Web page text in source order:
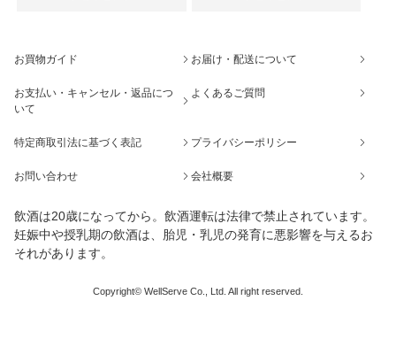
お買物ガイド お届け・配送について
お支払い・キャンセル・返品につ
いて
よくあるご質問
特定商取引法に基づく表記 プライバシーポリシー
お問い合わせ 会社概要
飲酒は20歳になってから。飲酒運転は法律で禁止されています。
妊娠中や授乳期の飲酒は、胎児・乳児の発育に悪影響を与えるお
それがあります。
Copyright© WellServe Co., Ltd. All right reserved.